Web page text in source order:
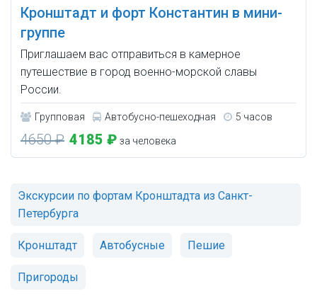
Кронштадт и форт Константин в мини-
группе
Приглашаем вас отправиться в камерное
путешествие в город военно-морской славы
России.
Групповая Автобусно-пешеходная 5 часов
4650 ₽ 4185 ₽ за человека
Экскурсии по фортам Кронштадта из Санкт-
Петербурга
Кронштадт Автобусные Пешие
Пригороды